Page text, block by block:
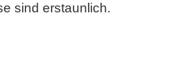
sind erstaunlich.